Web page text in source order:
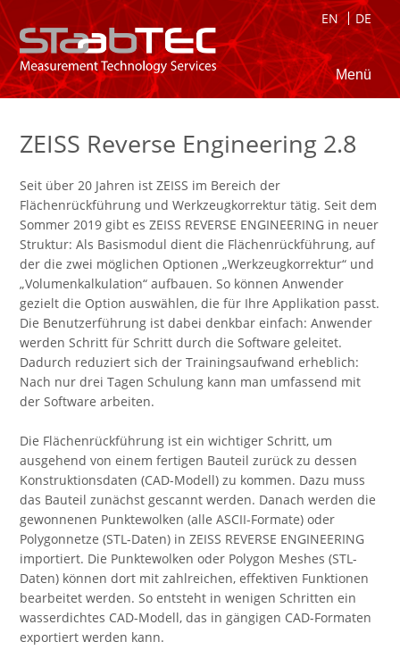
EN DE
Menü
ZEISS Reverse Engineering 2.8
Seit über 20 Jahren ist ZEISS im Bereich der
Flächenrückführung und Werkzeugkorrektur tätig. Seit dem
Sommer 2019 gibt es ZEISS REVERSE ENGINEERING in neuer
Struktur: Als Basismodul dient die Flächenrückführung, auf
der die zwei möglichen Optionen „Werkzeugkorrektur“ und
„Volumenkalkulation“ aufbauen. So können Anwender
gezielt die Option auswählen, die für Ihre Applikation passt.
Die Benutzerführung ist dabei denkbar einfach: Anwender
werden Schritt für Schritt durch die Software geleitet.
Dadurch reduziert sich der Trainingsaufwand erheblich:
Nach nur drei Tagen Schulung kann man umfassend mit
der Software arbeiten.
Die Flächenrückführung ist ein wichtiger Schritt, um
ausgehend von einem fertigen Bauteil zurück zu dessen
Konstruktionsdaten (CAD-Modell) zu kommen. Dazu muss
das Bauteil zunächst gescannt werden. Danach werden die
gewonnenen Punktewolken (alle ASCII-Formate) oder
Polygonnetze (STL-Daten) in ZEISS REVERSE ENGINEERING
importiert. Die Punktewolken oder Polygon Meshes (STL-
Daten) können dort mit zahlreichen, effektiven Funktionen
bearbeitet werden. So entsteht in wenigen Schritten ein
wasserdichtes CAD-Modell, das in gängigen CAD-Formaten
exportiert werden kann.